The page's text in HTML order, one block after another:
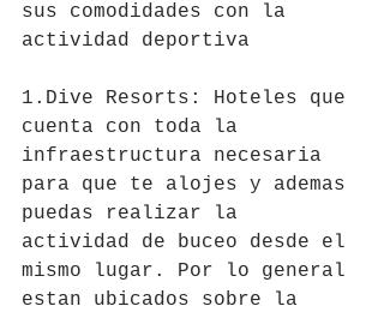
sus comodidades con la
actividad deportiva
1.Dive Resorts: Hoteles que
cuenta con toda la
infraestructura necesaria
para que te alojes y ademas
puedas realizar la
actividad de buceo desde el
mismo lugar. Por lo general
estan ubicados sobre la